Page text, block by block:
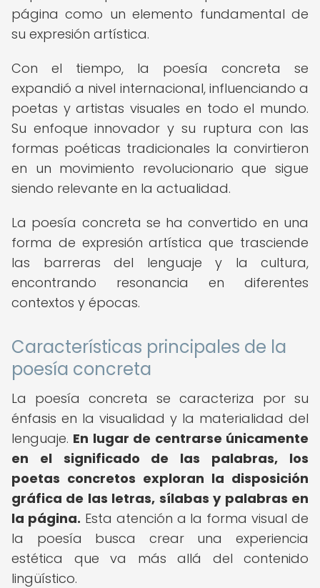
página como un elemento fundamental de
su expresión artística.
Con el tiempo, la poesía concreta se
expandió a nivel internacional, influenciando a
poetas y artistas visuales en todo el mundo.
Su enfoque innovador y su ruptura con las
formas poéticas tradicionales la convirtieron
en un movimiento revolucionario que sigue
siendo relevante en la actualidad.
La poesía concreta se ha convertido en una
forma de expresión artística que trasciende
las barreras del lenguaje y la cultura,
encontrando resonancia en diferentes
contextos y épocas.
Características principales de la
poesía concreta
La poesía concreta se caracteriza por su
énfasis en la visualidad y la materialidad del
lenguaje. En lugar de centrarse únicamente
en el significado de las palabras, los
poetas concretos exploran la disposición
gráfica de las letras, sílabas y palabras en
la página. Esta atención a la forma visual de
la poesía busca crear una experiencia
estética que va más allá del contenido
lingüístico.